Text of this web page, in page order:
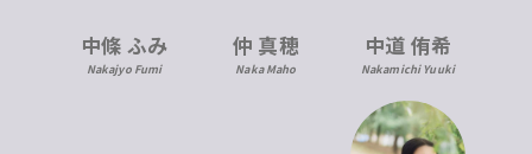
中條 ふみ
Nakajyo Fumi
仲 真穂
Naka Maho
中道 侑希
Nakamichi Yuuki